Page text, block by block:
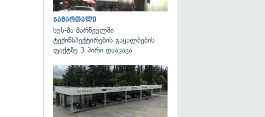
სამართალი
სუს-მა მარნეულში
ტექინსპექტირების გაყალბების
ფაქტზე 3 პირი დააკავა